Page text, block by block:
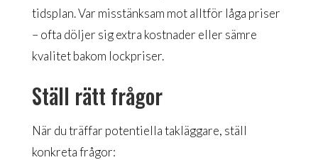
tidsplan. Var misstänksam mot alltför låga priser
– ofta döljer sig extra kostnader eller sämre
kvalitet bakom lockpriser.
Ställ rätt frågor
När du träffar potentiella takläggare, ställ
konkreta frågor: